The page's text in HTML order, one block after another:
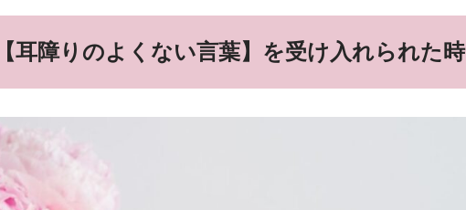
耳障りのよくない言葉】を受け入れられた時